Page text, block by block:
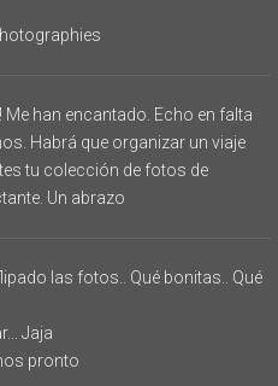
Me han encantado. Echo en falta
Habrá que organizar un viaje
tu colección de fotos de
Un abrazo
las fotos.. Qué bonitas.. Qué
Jaja
pronto